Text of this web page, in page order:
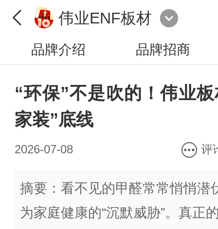
伟业ENF板材
品牌介绍 品牌招商
“环保”不是吹的！伟业
家装”底线
2026-07-08 评
摘要：看不见的甲醛常常悄悄潜
为家庭健康的“沉默威胁”。真正